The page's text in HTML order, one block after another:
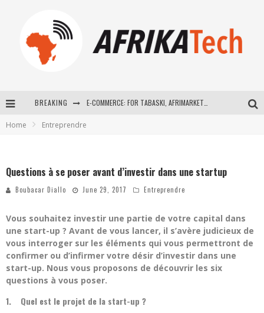
BREAKING
How Technology Has Changed Sports
Home Entreprendre
Questions à se poser avant d’investir dans une startup
Boubacar Diallo June 29, 2017 Entreprendre
Vous souhaitez investir une partie de votre capital dans
une start-up ? Avant de vous lancer, il s’avère judicieux de
vous interroger sur les éléments qui vous permettront de
confirmer ou d’infirmer votre désir d’investir dans une
start-up. Nous vous proposons de découvrir les six
questions à vous poser.
1. Quel est le projet de la start-up ?